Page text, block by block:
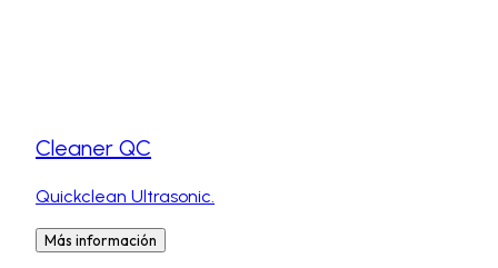
Cleaner QC
Quickclean Ultrasonic.
Más información